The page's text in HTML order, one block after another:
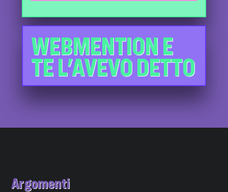
WEBMENTION E
TE L'AVEVO DETTO
Argomenti